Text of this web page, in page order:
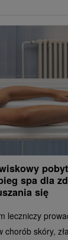
spa dla
się
leczniczy
chorób skóry,